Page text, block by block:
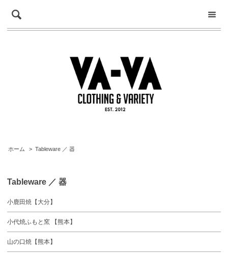
ホーム > Tableware ／ 器
Tableware ／ 器
小鹿田焼【大分】
小代焼ふもと窯 【熊本】
山の口焼【熊本】